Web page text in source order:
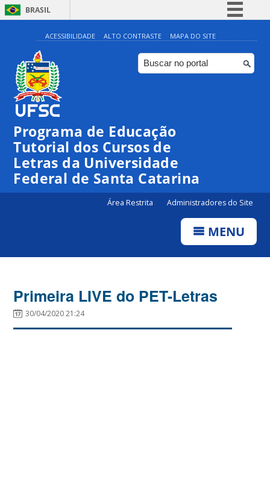
BRASIL
Simplifique!
Comunica BR
Participe
ACESSIBILIDADE ALTO CONTRASTE MAPA DO SITE
Programa de Educação
Tutorial dos Cursos de
Letras da Universidade
Federal de Santa Catarina
Área Restrita Administradores do Site
MENU
Primeira LIVE do PET-Letras
30/04/2020 21:24